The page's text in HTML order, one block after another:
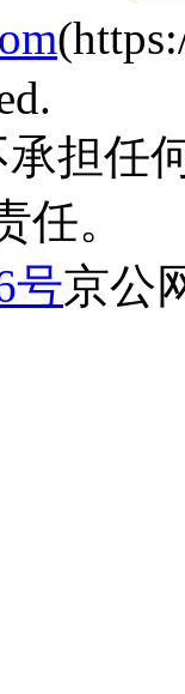
担任
任。
号京公